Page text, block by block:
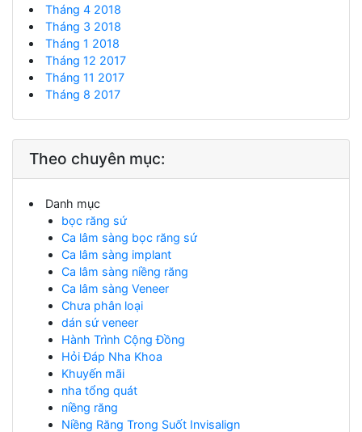
Tháng 4 2018
Tháng 3 2018
Tháng 1 2018
Tháng 12 2017
Tháng 11 2017
Tháng 8 2017
Theo chuyên mục:
Danh mục
bọc răng sứ
Ca lâm sàng bọc răng sứ
Ca lâm sàng implant
Ca lâm sàng niềng răng
Ca lâm sàng Veneer
Chưa phân loại
dán sứ veneer
Hành Trình Cộng Đồng
Hỏi Đáp Nha Khoa
Khuyến mãi
nha tổng quát
niềng răng
Niềng Răng Trong Suốt Invisalign